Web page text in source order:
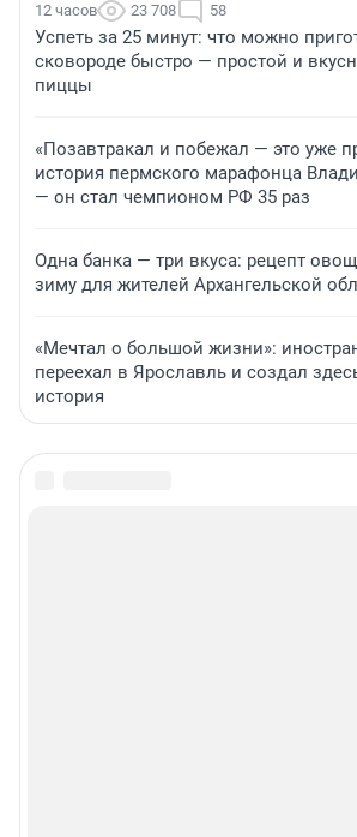
12 часов 23 708 58
Успеть за 25 минут: что можно
сковороде быстро — простой и
пиццы
«Позавтракал и побежал — это уже
история пермского марафонца
— он стал чемпионом РФ 35 раз
Одна банка — три вкуса: рецепт
зиму для жителей Архангельской
«Мечтал о большой жизни»:
переехал в Ярославль и создал
история